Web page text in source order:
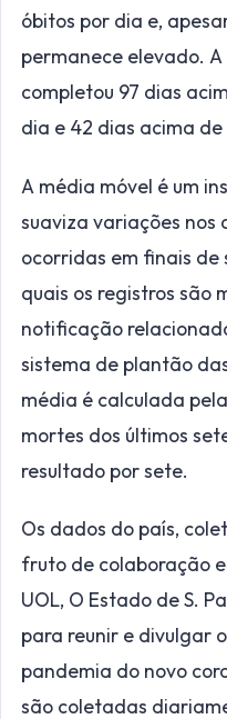
óbitos por dia e,
permanece elevado.
completou 97 dias
dia e 42 dias acima
A média móvel é um
suaviza variações nos
ocorridas em finais de
quais os registros são
notificação
sistema de plantão
média é calculada
mortes dos últimos
resultado por sete.
Os dados do país,
fruto de colaboração
UOL, O Estado de S.
para reunir e divulgar
pandemia do novo
são coletadas